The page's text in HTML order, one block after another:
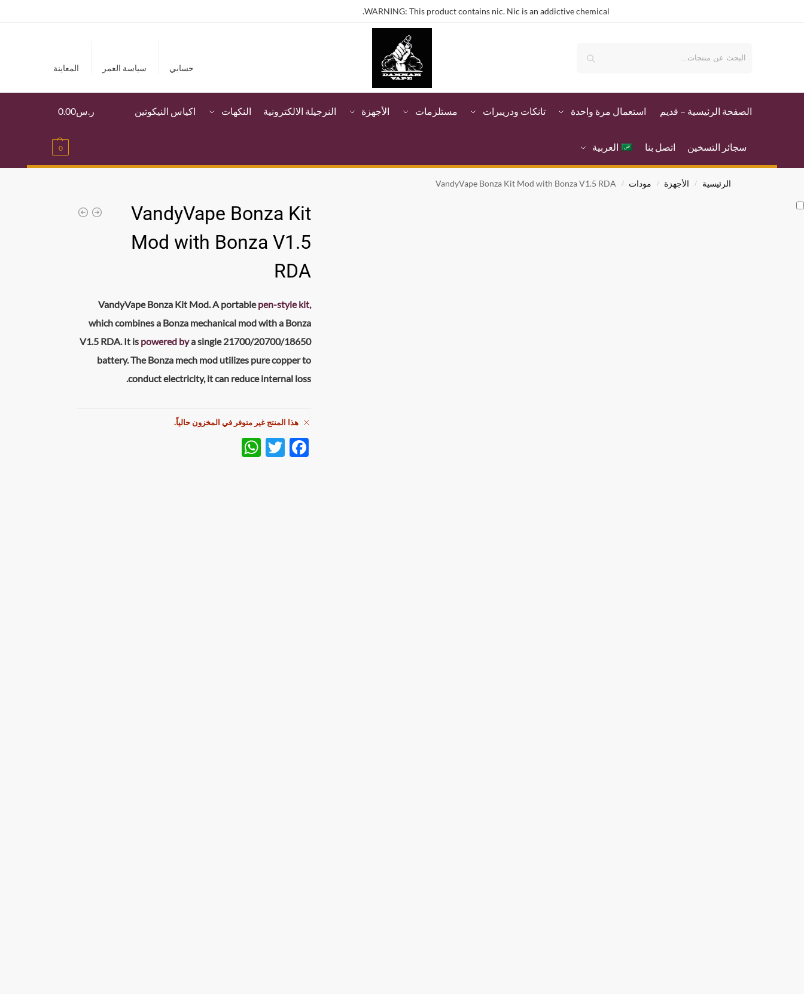
WARNING: This product contains nic. Nic is an addictive chemical.
حسابي سياسة العمر المعاينة
الصفحة الرئيسية – قدیم استعمال مرة واحدة تانكات ودريبرات مستلزمات الأجهزة النرجيلة الالكترونية النكهات اكياس النيكوتين
سجائر التسخين اتصل بنا العربية
ر.س0.00
0
الرئيسية / الأجهزة / مودات /
VandyVape Bonza Kit Mod with Bonza V1.5 RDA
VandyVape Bonza Kit
Mod with Bonza V1.5
RDA
VandyVape Bonza Kit Mod. A portablepen-style kit,
which combines a Bonza mechanical mod with a Bonza
V1.5 RDA. It is powered bya single 21700/20700/18650
battery. The Bonza mech mod utilizes pure copper to
conduct electricity, it can reduce internal loss.
هذا المنتج غير متوفر في المخزون حالياً.
F
T